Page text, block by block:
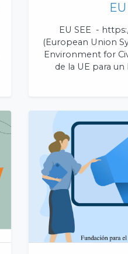
EU SEE -
(European Union
Environment for
de la UE para